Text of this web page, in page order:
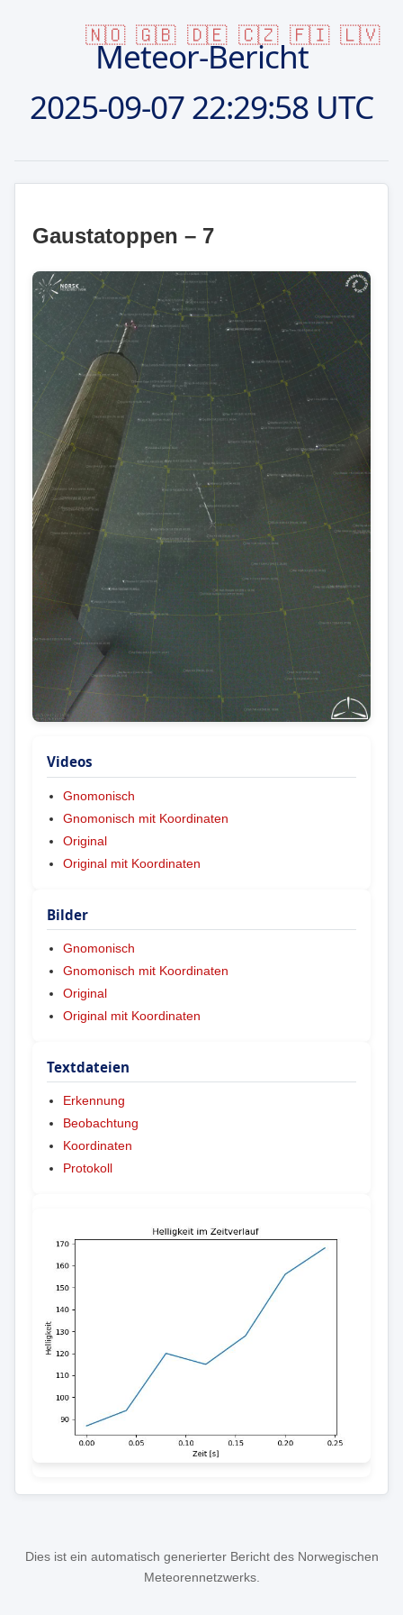
🇳🇴 🇬🇧 🇩🇪 🇨🇿 🇫🇮 🇱🇻
Meteor-Bericht
2025-09-0722:29:58 UTC
Gaustatoppen – 7
Videos
Gnomonisch
Gnomonisch mit Koordinaten
Original
Original mit Koordinaten
Bilder
Gnomonisch
Gnomonisch mit Koordinaten
Original
Original mit Koordinaten
Textdateien
Erkennung
Beobachtung
Koordinaten
Protokoll
Dies ist ein automatisch generierter Bericht des Norwegischen
Meteorennetzwerks.